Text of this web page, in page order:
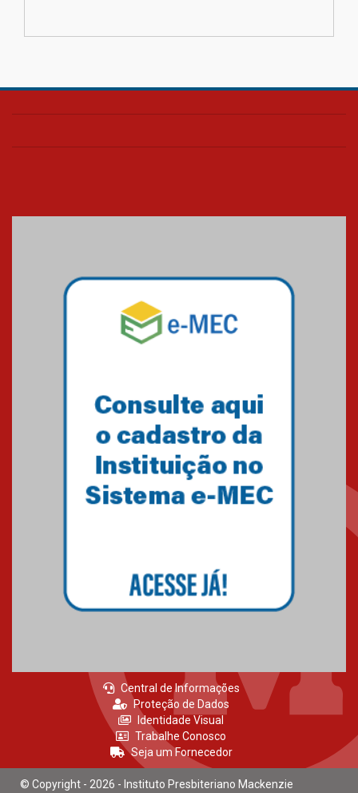
Central de Informações
Proteção de Dados
Identidade Visual
Trabalhe Conosco
Seja um Fornecedor
© Copyright - 2026 - Instituto Presbiteriano Mackenzie